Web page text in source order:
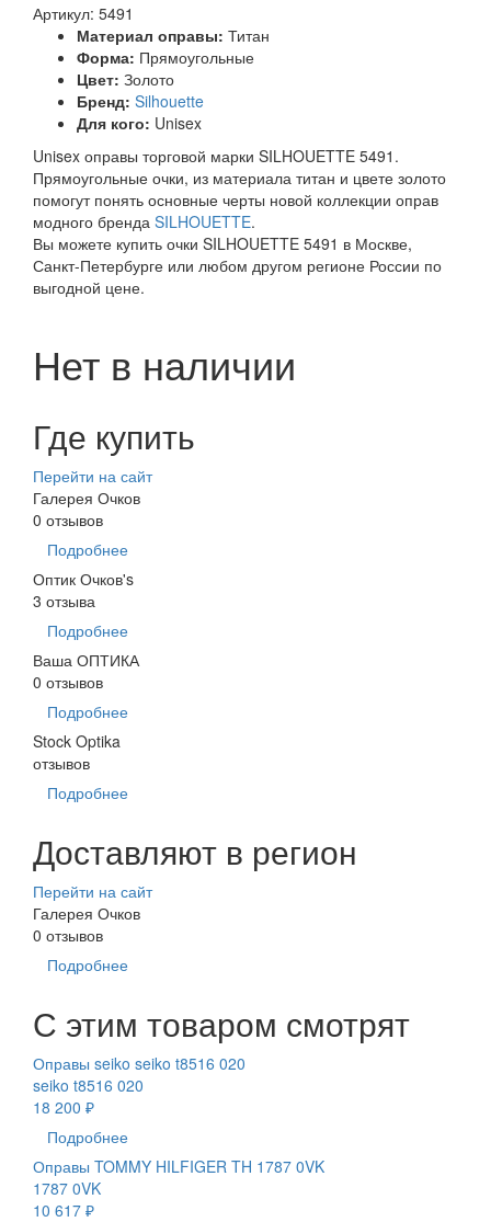
Артикул: 5491
Материал оправы: Титан
Форма: Прямоугольные
Цвет: Золото
Бренд: Silhouette
Для кого: Unisex
Unisex оправы торговой марки SILHOUETTE 5491.
Прямоугольные очки, из материала титан и цвете золото
помогут понять основные черты новой коллекции оправ
модного бренда SILHOUETTE.
Вы можете купить очки SILHOUETTE 5491 в Москве,
Санкт-Петербурге или любом другом регионе России по
выгодной цене.
Нет в наличии
Где купить
Перейти на сайт
Галерея Очков
0 отзывов
Подробнее
Оптик Очков's
3 отзыва
Подробнее
Ваша ОПТИКА
0 отзывов
Подробнее
Stock Optika
отзывов
Подробнее
Доставляют в регион
Перейти на сайт
Галерея Очков
0 отзывов
Подробнее
С этим товаром смотрят
Оправы seiko seiko t8516 020
seiko t8516 020
18 200 ₽
Подробнее
Оправы TOMMY HILFIGER TH 1787 0VK
1787 0VK
10 617 ₽